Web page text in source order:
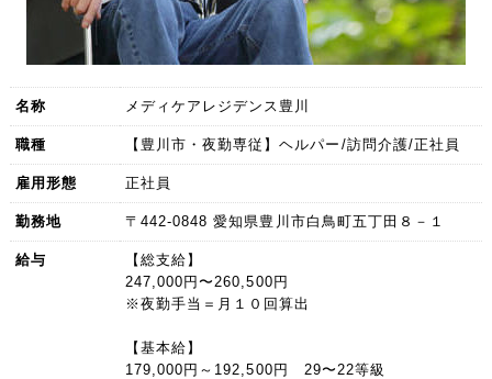
名称 メディケアレジデンス豊川
職種 【豊川市・夜勤専従】ヘルパー/訪問介護/正社員
雇用形態 正社員
勤務地 〒442-0848 愛知県豊川市白鳥町五丁田８－１
給与
【総支給】
247,000円〜260,500円
※夜勤手当＝月１０回算出
【基本給】
179,000円～192,500円 29〜22等級